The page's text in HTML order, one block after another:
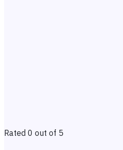
Rated 0 out of 5